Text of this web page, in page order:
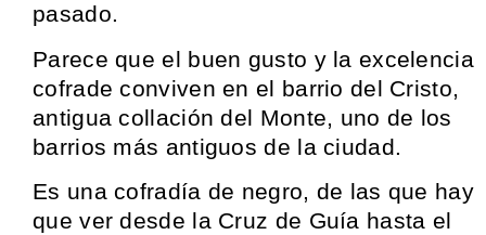
pasado.
Parece que el buen gusto y la excelencia
cofrade conviven en el barrio del Cristo,
antigua collación del Monte, uno de los
barrios más antiguos de la ciudad.
Es una cofradía de negro, de las que hay
que ver desde la Cruz de Guía hasta el